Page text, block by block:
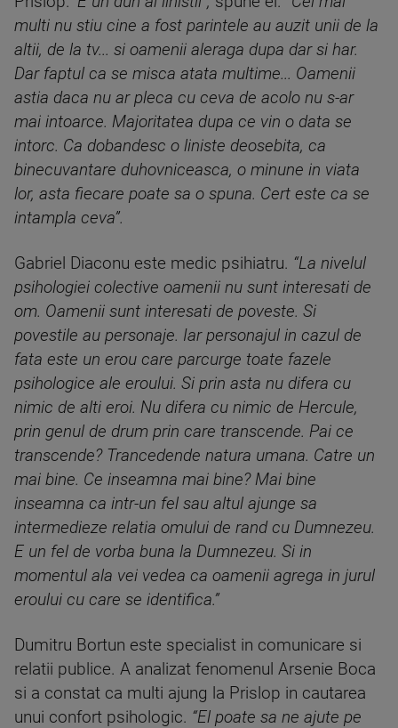
multi nu stiu cine a fost parintele au auzit unii de la
altii, de la tv... si oamenii aleraga dupa dar si har.
Dar faptul ca se misca atata multime... Oamenii
astia daca nu ar pleca cu ceva de acolo nu s-ar
mai intoarce. Majoritatea dupa ce vin o data se
intorc. Ca dobandesc o liniste deosebita, ca
binecuvantare duhovniceasca, o minune in viata
lor, asta fiecare poate sa o spuna. Cert este ca se
intampla ceva”.
Gabriel Diaconu este medic psihiatru. “La nivelul
psihologiei colective oamenii nu sunt interesati de
om. Oamenii sunt interesati de poveste. Si
povestile au personaje. Iar personajul in cazul de
fata este un erou care parcurge toate fazele
psihologice ale eroului. Si prin asta nu difera cu
nimic de alti eroi. Nu difera cu nimic de Hercule,
prin genul de drum prin care transcende. Pai ce
transcende? Trancedende natura umana. Catre un
mai bine. Ce inseamna mai bine? Mai bine
inseamna ca intr-un fel sau altul ajunge sa
intermedieze relatia omului de rand cu Dumnezeu.
E un fel de vorba buna la Dumnezeu. Si in
momentul ala vei vedea ca oamenii agrega in jurul
eroului cu care se identifica.”
Dumitru Bortun este specialist in comunicare si
relatii publice. A analizat fenomenul Arsenie Boca
si a constat ca multi ajung la Prislop in cautarea
unui confort psihologic. “El poate sa ne ajute pe